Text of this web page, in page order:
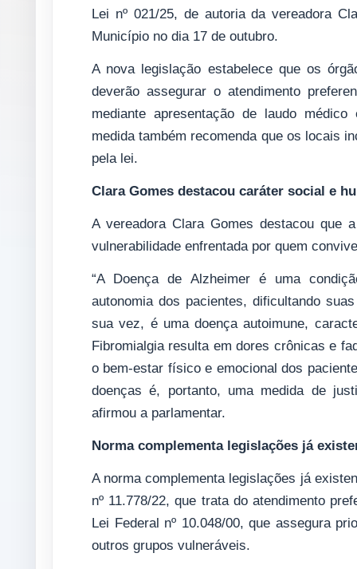
Lei nº 021/25, de autoria da vereadora
Município no dia 17 de outubro.
A nova legislação estabelece que os
deverão assegurar o atendimento
mediante apresentação de laudo
medida também recomenda que os locais
pela lei.
Clara Gomes destacou caráter social e
A vereadora Clara Gomes destacou que
vulnerabilidade enfrentada por quem
“A Doença de Alzheimer é uma
autonomia dos pacientes, dificultando
sua vez, é uma doença autoimune,
Fibromialgia resulta em dores crônicas e
o bem-estar físico e emocional dos
doenças é, portanto, uma medida de
afirmou a parlamentar.
Norma complementa legislações já
A norma complementa legislações já
nº 11.778/22, que trata do atendimento
Lei Federal nº 10.048/00, que assegura
outros grupos vulneráveis.